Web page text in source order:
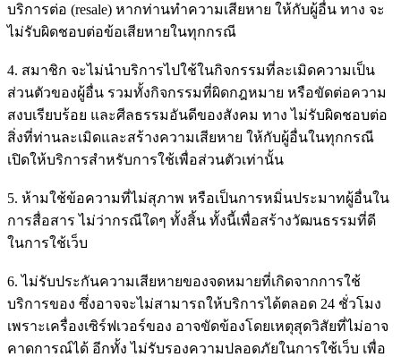
บริการต่อ (resale) หากท่านทำความเสียหาย ให้กับผู้อื่น ทาง จะ
ไม่รับผิดชอบต่อข้อเสียหายในทุกกรณี
4. สมาชิก จะไม่นำบริการไปใช้ในกิจกรรมที่ละเมิดความเป็น
ส่วนตัวของผู้อื่น รวมทั้งกิจกรรมที่ผิดกฎหมาย หรือขัดต่อความ
สงบเรียบร้อย และศีลธรรมอันดีของสังคม ทาง ไม่รับผิดชอบต่อ
สิ่งที่ท่านละเมิดและสร้างความเสียหาย ให้กับผู้อื่นในทุกกรณี
เปิดให้บริการสำหรับการใช้เพื่อส่วนตัวเท่านั้น
5. ห้ามใช้ข้อความที่ไม่สุภาพ หรือเป็นการหมิ่นประมาทผู้อื่นใน
การสื่อสาร ไม่ว่ากรณีใดๆ ทั้งสิ้น ทั้งนี้เพื่อสร้างวัฒนธรรมที่ดี
ในการใช้เว็บ
6. ไม่รับประกันความเสียหายของจดหมายที่เกิดจากการใช้
บริการของ ซึ่งอาจจะไม่สามารถให้บริการได้ตลอด 24 ชั่วโมง
เพราะเครื่องเซิร์ฟเวอร์ของ อาจขัดข้องโดยเหตุสุดวิสัยที่ไม่อาจ
คาดการณ์ได้ อีกทั้ง ไม่รับรองความปลอดภัยในการใช้เว็บ เพื่อ